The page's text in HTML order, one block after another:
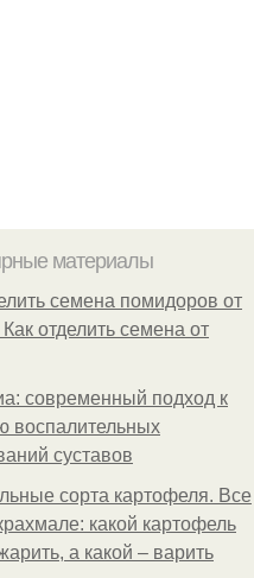
материалы
семена помидоров от
отделить семена от
современный подход к
воспалительных
суставов
сорта картофеля. Все
какой картофель
а какой – варить